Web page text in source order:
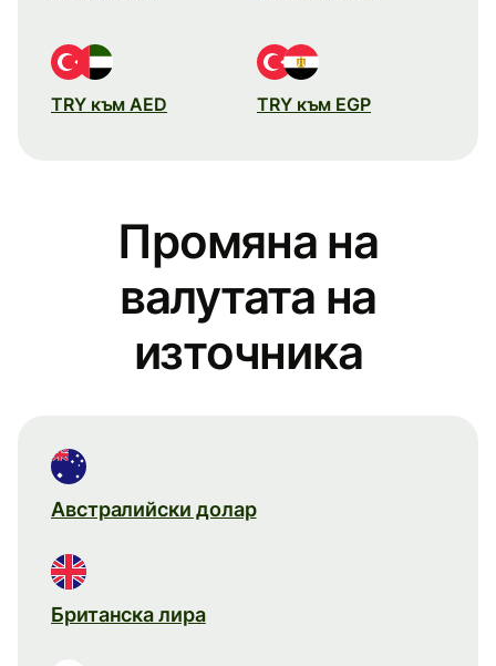
TRY към AED TRY към EGP
Промяна на
валутата на
източника
Австралийски долар
Британска лира